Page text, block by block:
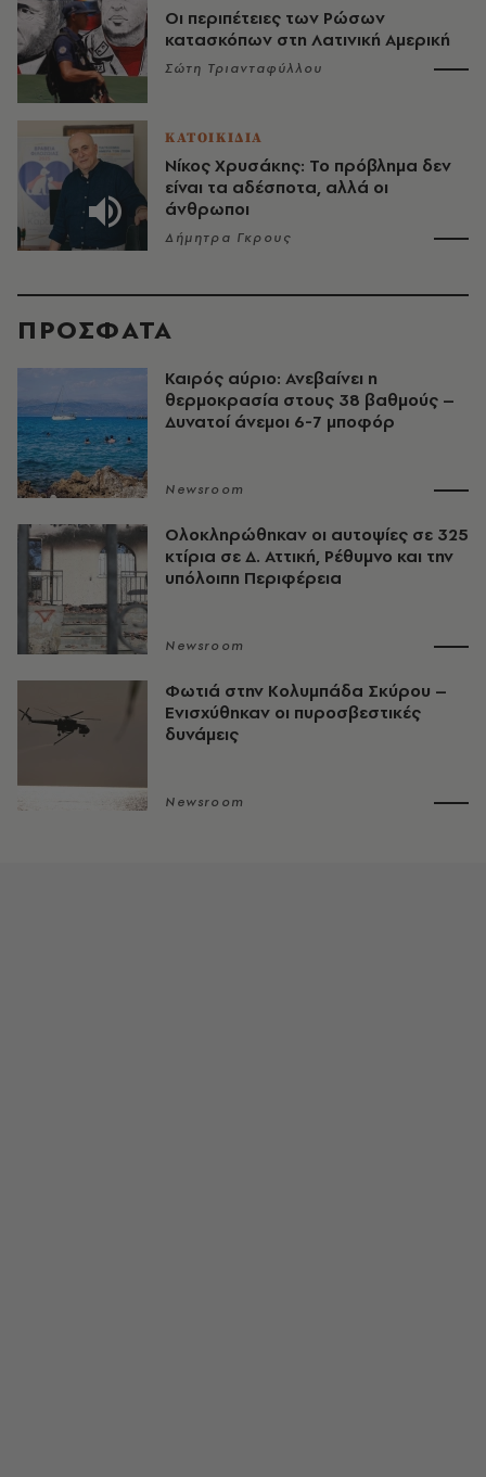
Οι περιπέτειες των Ρώσων
κατασκόπων στη Λατινική Αμερική
Σώτη Τριανταφύλλου
ΚΑΤΟΙΚΙΔΙΑ
Νίκος Χρυσάκης: Το πρόβλημα δεν
είναι τα αδέσποτα, αλλά οι
άνθρωποι
Δήμητρα Γκρους
ΠΡΟΣΦΑΤΑ
Καιρός αύριο: Ανεβαίνει η
θερμοκρασία στους 38 βαθμούς –
Δυνατοί άνεμοι 6-7 μποφόρ
Newsroom
Ολοκληρώθηκαν οι αυτοψίες σε 325
κτίρια σε Δ. Αττική, Ρέθυμνο και την
υπόλοιπη Περιφέρεια
Newsroom
Φωτιά στην Κολυμπάδα Σκύρου –
Ενισχύθηκαν οι πυροσβεστικές
δυνάμεις
Newsroom